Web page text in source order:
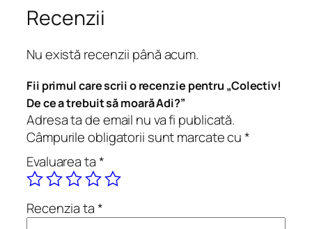
C
o
l
e
c
t
v
D
e
c
e
Recenzii
Nu există recenzii până acum.
Fii primul care scrii o recenzie pentru „Colectiv!
De ce a trebuit să moară Adi?”
Adresa ta de email nu va fi publicată.
Câmpurile obligatorii sunt marcate cu*
Evaluarea ta*
Recenzia ta*